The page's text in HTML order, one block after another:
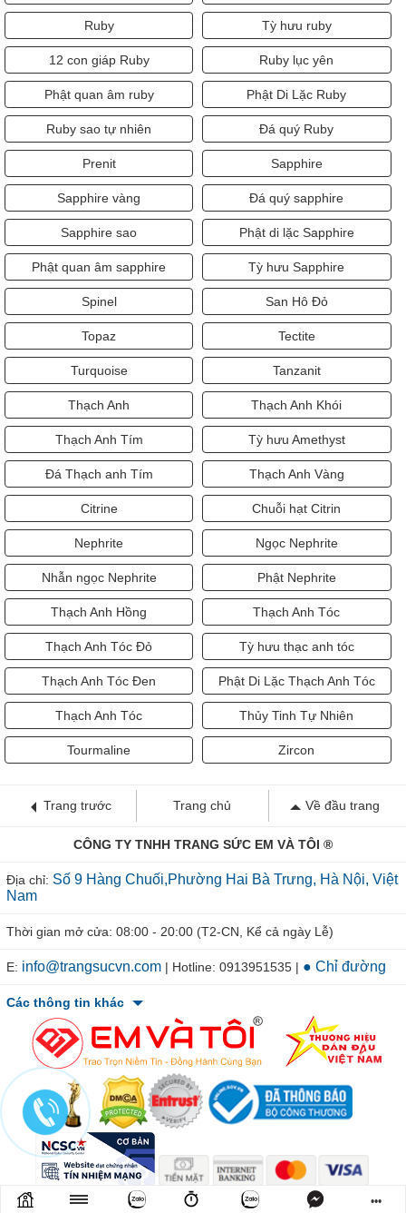
Ruby Tỳ hưu ruby
12 con giáp Ruby Ruby lục yên
Phật quan âm ruby Phật Di Lặc Ruby
Ruby sao tự nhiên Đá quý Ruby
Prenit Sapphire
Sapphire vàng Đá quý sapphire
Sapphire sao Phật di lặc Sapphire
Phật quan âm sapphire Tỳ hưu Sapphire
Spinel San Hô Đỏ
Topaz Tectite
Turquoise Tanzanit
Thạch Anh Thạch Anh Khói
Thạch Anh Tím Tỳ hưu Amethyst
Đá Thạch anh Tím Thạch Anh Vàng
Citrine Chuỗi hạt Citrin
Nephrite Ngọc Nephrite
Nhẫn ngọc Nephrite Phật Nephrite
Thạch Anh Hồng Thạch Anh Tóc
Thạch Anh Tóc Đỏ Tỳ hưu thạc anh tóc
Thạch Anh Tóc Đen Phật Di Lặc Thạch Anh Tóc
Thạch Anh Tóc Thủy Tinh Tự Nhiên
Tourmaline Zircon
Trang trước Trang chủ Về đầu trang
CÔNG TY TNHH TRANG SỨC EM VÀ TÔI ®
Địa chỉ: Số 9 Hàng Chuối,Phường Hai Bà Trưng, Hà Nội, Việt
Nam
Thời gian mở cửa: 08:00 - 20:00 (T2-CN, Kể cả ngày Lễ)
E: info@trangsucvn.com | Hotline: 0913951535 | ● Chỉ đường
Các thông tin khác
© 2011-2026 TRANGSUCVN.COM Copyright, All Rights Reserved. •••